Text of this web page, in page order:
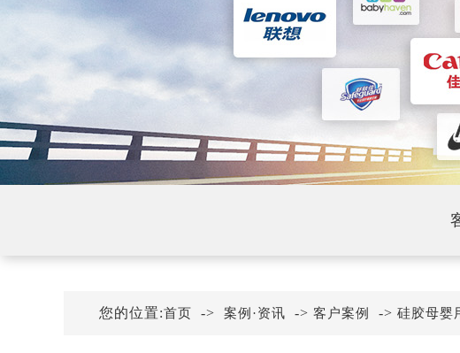
您的位置:首页 -> 案例·资讯 -> 客户案例 -> 硅胶母婴